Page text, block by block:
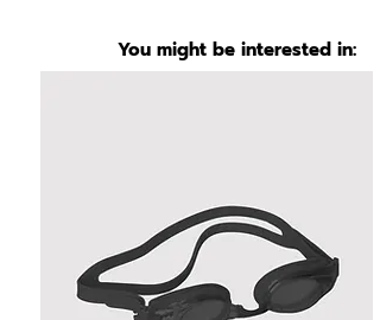
You might be interested in: